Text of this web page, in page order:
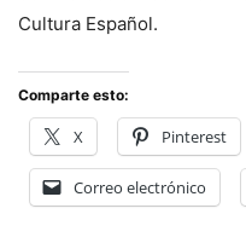
Cultura Español.
Comparte esto:
X Pinterest
Correo electrónico